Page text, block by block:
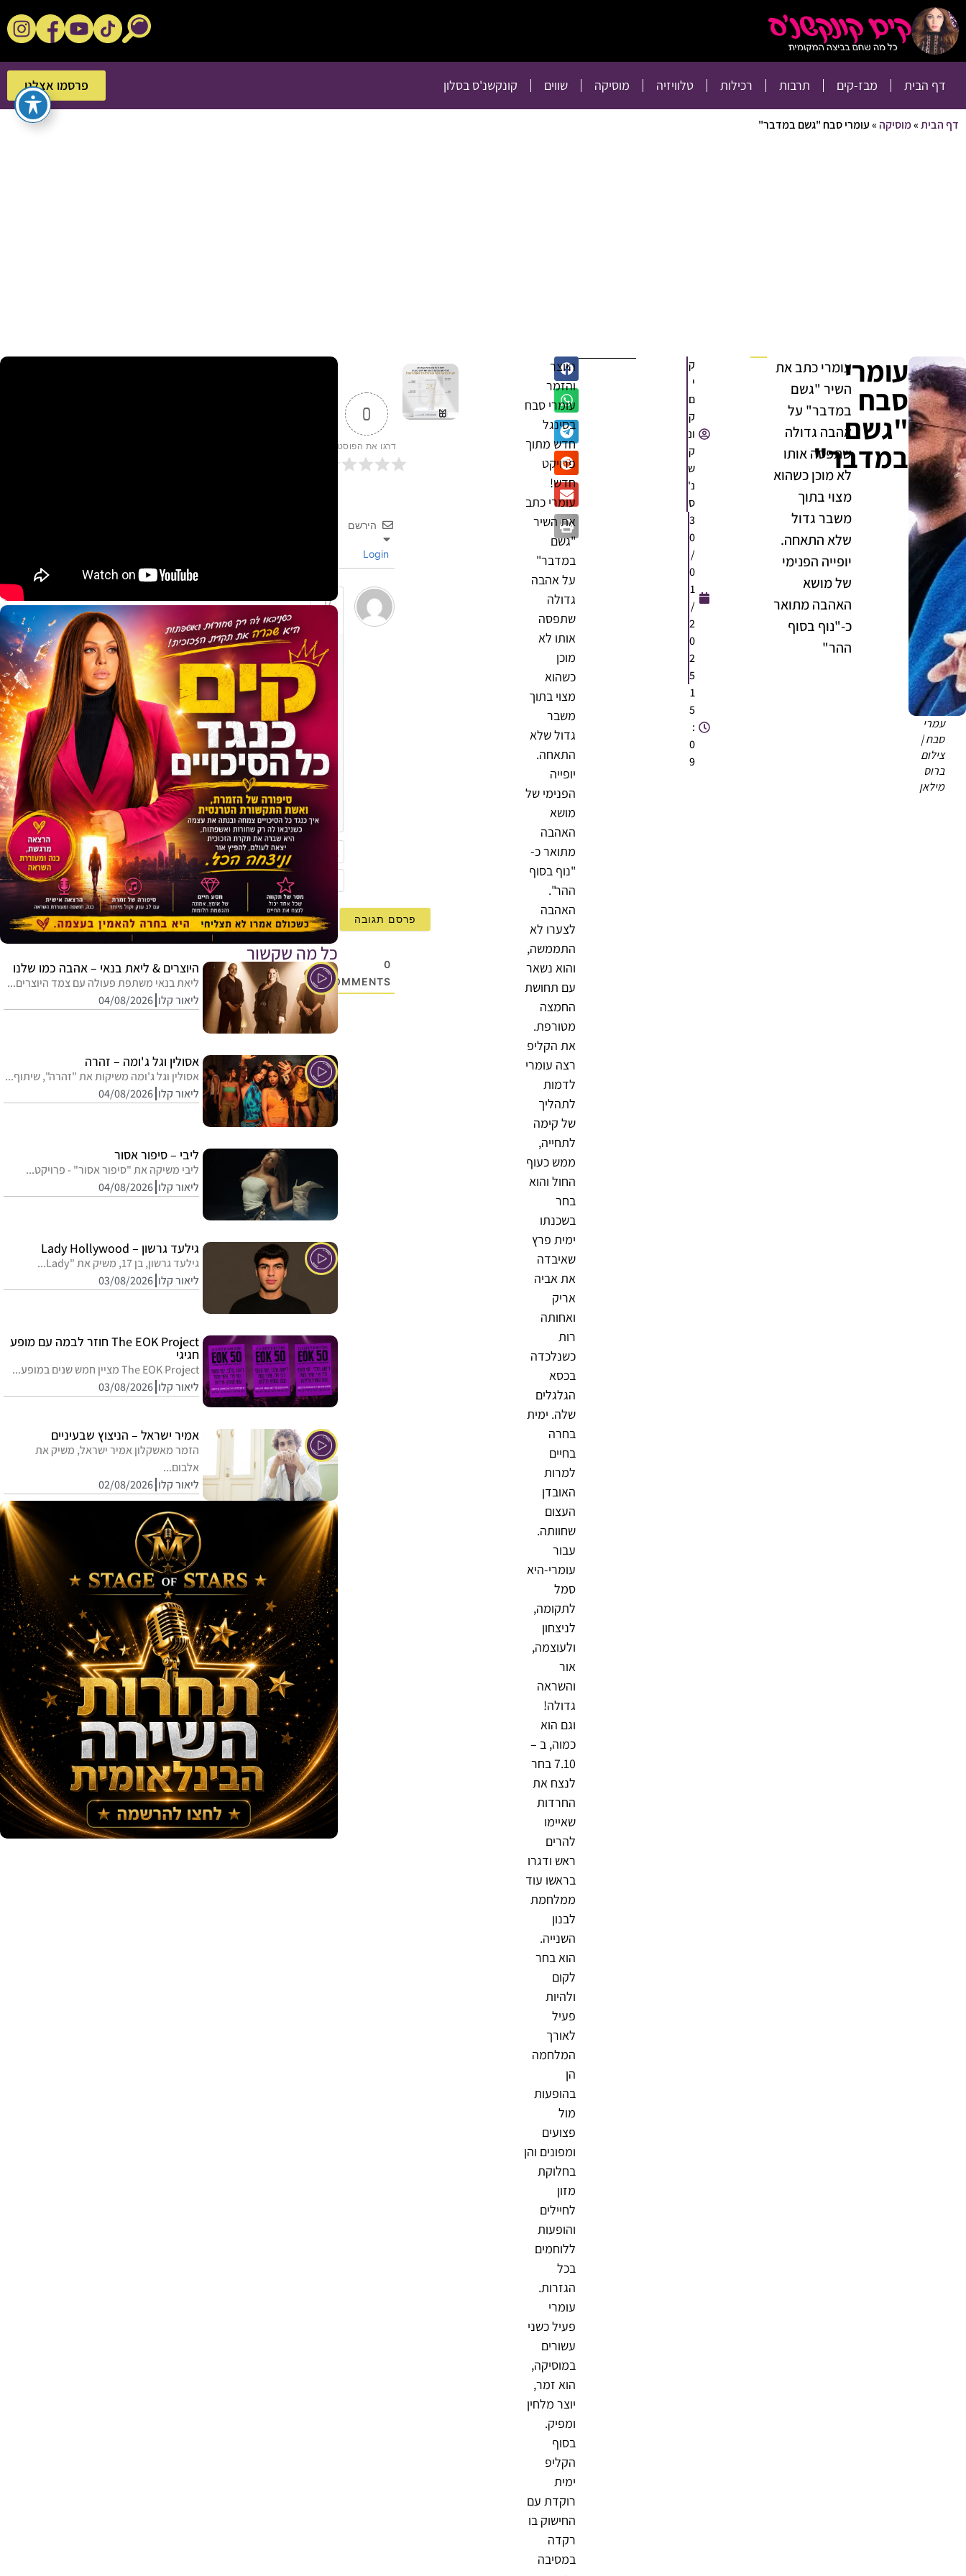
דף הבית מבז-קים תרבות רכילות טלוויזיה מוסיקה שווים קונקשנ'ס בסלון פרסמו אצלנו
פרסמו אצלנו
דף הבית»מוסיקה»עומרי סבח "גשם במדבר"
עמרי
סבח |
צילום
ברוס
מילאן
עומרי
סבח
"גשם
במדבר"
עומרי כתב את
השיר "גשם
במדבר" על
אהבה גדולה
שתפסה אותו
לא מוכן כשהוא
מצוי בתוך
משבר גדול
שלא התאחה.
יופייה הפנימי
של מושא
האהבה מתואר
כ-"נוף בסוף
ההר"
ק
י
ם
ק
ונ
ק
ש
נ'
ס
3
0
/
0
1
/
2
0
2
5
1
5
:
0
9
היוצר
והזמר
עומרי סבח
בסינגל
חדש מתוך
פרויקט
חדש!
עומרי כתב
את השיר
"גשם
במדבר"
על אהבה
גדולה
שתפסה
אותו לא
מוכן
כשהוא
מצוי בתוך
משבר
גדול שלא
התאחה.
יופייה
הפנימי של
מושא
האהבה
מתואר כ-
"נוף בסוף
ההר".
האהבה
לצערו לא
התממשה,
והוא נשאר
עם תחושת
החמצה
מטורפת.
את הקליפ
רצה עומרי
לדמות
לתהליך
של קימה
לתחייה,
ממש כעוף
החול והוא
בחר
בשכנתו
ימית פרץ
שאיבדה
את אביה
אריק
ואחותה
רות
כשנלכדה
בכסא
הגלגלים
שלה. ימית
בחרה
בחיים
למרות
האובדן
העצום
שחוותה.
עבור
עומרי-היא
סמל
לתקומה,
לניצחון
ולעוצמה,
אור
והשראה
גדולה!
וגם הוא
כמוה, ב –
7.10 בחר
לנצח את
החרדות
שאיימו
להרים
ראש ודגרו
בראשו עוד
ממלחמת
לבנון
השנייה.
הוא בחר
לקום
ולהיות
פעיל
לאורך
המלחמה
הן
בהופעות
מול
פצועים
ומפונים והן
בחלוקת
מזון
לחיילים
והופעות
ללוחמים
בכל
הגזרות.
עומרי
פעיל כשני
עשורים
במוסיקה,
הוא זמר,
יוצר מלחין
ומפיק.
בסוף
הקליפ
ימית
רוקדת עם
החישוק בו
רקדה
במסיבה
0
דרגו את הפוסט
הירשם
שם
0
COMMENTS
כל מה שקשור
היוצרים & ליאת בנאי – אהבה כמו שלנו
ליאת בנאי משתפת פעולה עם צמד היוצרים...
ליאור קלו 04/08/2026
אסולין וגל ג'ומה – זהרה
אסולין וגל ג'ומה משיקות את "זהרה", שיתוף...
ליאור קלו 04/08/2026
ליבי – סיפור אסור
ליבי משיקה את "סיפור אסור" - פרויקט...
ליאור קלו 04/08/2026
גילעד גרשון – Lady Hollywood
גילעד גרשון, בן 17, משיק את "Lady...
ליאור קלו 03/08/2026
The EOK Project חוזר לבמה עם מופע
חגיגי
The EOK Project מציין חמש שנים במופע...
ליאור קלו 03/08/2026
אמיר ישראל – הניצוץ שבעיניים
הזמר מאשקלון אמיר ישראל, משיק את
אלבום...
ליאור קלו 02/08/2026